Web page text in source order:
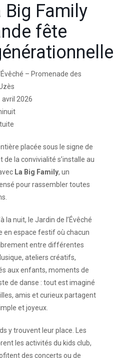
Big Family
fête
– Promenade des
2026
placée sous le signe de
de la convivialité s’installe au
La Big Family, un
pour rassembler toutes
la nuit, le Jardin de l’Évêché
en espace festif où chacun
entre différentes
ateliers créatifs,
aux enfants, moments de
de danse : tout est imaginé
amis et curieux partagent
et joyeux.
y trouvent leur place. Les
les activités du kids club,
des concerts ou de